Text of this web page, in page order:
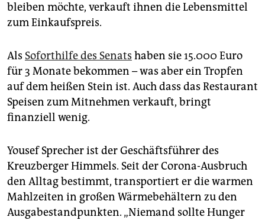
bleiben möchte, verkauft ihnen die Lebensmittel
zum Einkaufspreis.
Als Soforthilfe des Senats haben sie 15.000 Euro
für 3 Monate bekommen – was aber ein Tropfen
auf dem heißen Stein ist. Auch dass das Restaurant
Speisen zum Mitnehmen verkauft, bringt
finanziell wenig.
Yousef Sprecher ist der Geschäftsführer des
Kreuzberger Himmels. Seit der Corona-Ausbruch
den Alltag bestimmt, transportiert er die warmen
Mahlzeiten in großen Wärmebehältern zu den
Ausgabestandpunkten. „Niemand sollte Hunger